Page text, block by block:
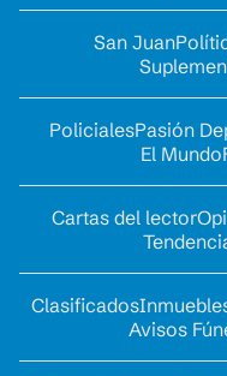
San Juan
PolicialesPasión
El Mundo
Cartas del lector
Clasificados
Avisos